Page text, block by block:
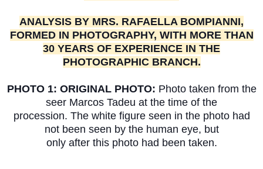
ANALYSIS BY MRS. RAFAELLA BOMPIANNI,
FORMED IN PHOTOGRAPHY, WITH MORE THAN
30 YEARS OF EXPERIENCE IN THE
PHOTOGRAPHIC BRANCH.
PHOTO 1: ORIGINAL PHOTO: Photo taken from the
seer Marcos Tadeu at the time of the
procession. The white figure seen in the photo had
not been seen by the human eye, but
only after this photo had been taken.